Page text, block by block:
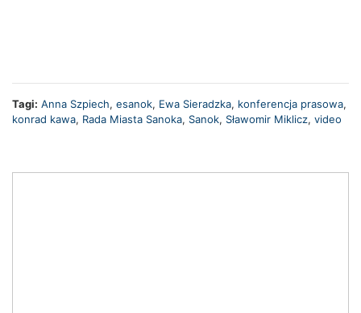
Tagi: Anna Szpiech, esanok, Ewa Sieradzka, konferencja prasowa,
konrad kawa, Rada Miasta Sanoka, Sanok, Sławomir Miklicz, video